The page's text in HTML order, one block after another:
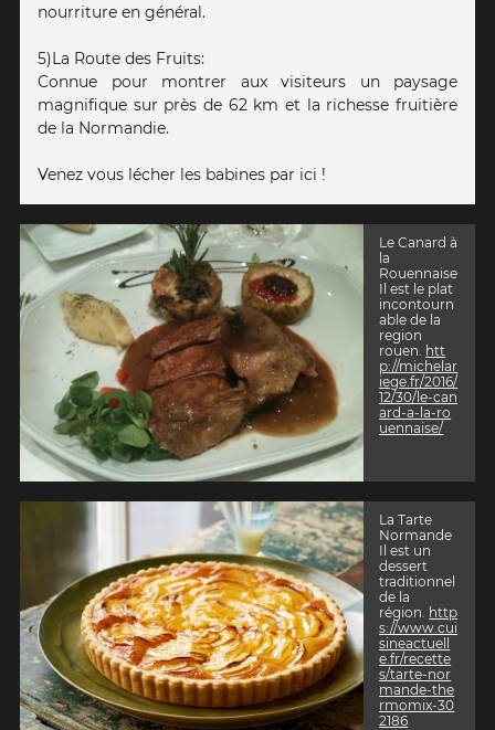
nourriture en général.
5)La Route des Fruits:
Connue pour montrer aux visiteurs un paysage
magnifique sur près de 62 km et la richesse fruitière
de la Normandie.
Venez vous lécher les babines par ici !
Le Canard à
la
Rouennaise
Il est le plat
incontourn
able de la
region
rouen. htt
p://michelar
iege.fr/2016/
12/30/le-can
ard-a-la-ro
uennaise/
La Tarte
Normande
Il est un
dessert
traditionnel
de la
région. http
s://www.cui
sineactuell
e.fr/recette
s/tarte-nor
mande-the
rmomix-30
2186